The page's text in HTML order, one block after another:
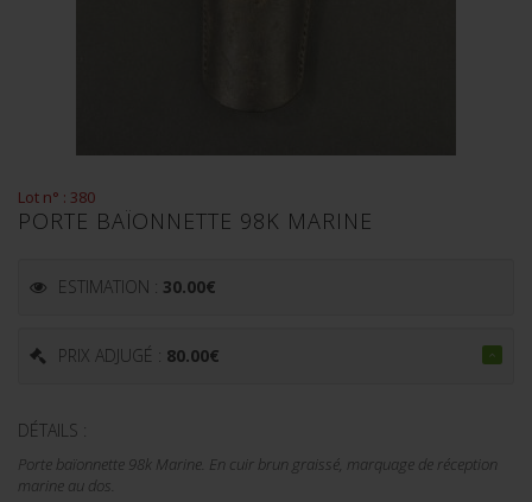
Lot n° : 380
PORTE BAÏONNETTE 98K MARINE
ESTIMATION : 30.00€
PRIX ADJUGÉ : 80.00€
DÉTAILS :
Porte baïonnette 98k Marine. En cuir brun graissé, marquage de réception
marine au dos.